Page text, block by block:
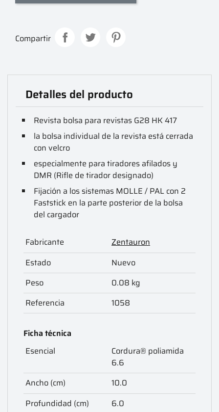
Compartir
Detalles del producto
Revista bolsa para revistas G28 HK 417
la bolsa individual de la revista está cerrada
con velcro
especialmente para tiradores afilados y
DMR (Rifle de tirador designado)
Fijación a los sistemas MOLLE / PAL con 2
Faststick en la parte posterior de la bolsa
del cargador
Fabricante
Zentauron
Estado
Nuevo
Peso
0.08 kg
Referencia
1058
Ficha técnica
Esencial
Cordura® poliamida
6.6
Ancho (cm)
10.0
Profundidad (cm)
6.0